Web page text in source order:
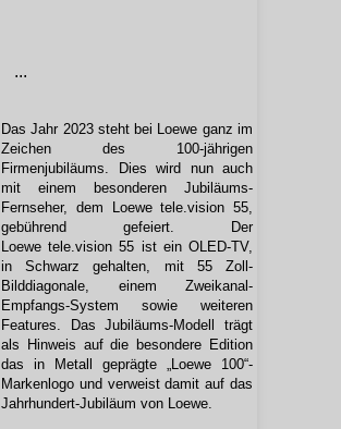
...
Das Jahr 2023 steht bei Loewe ganz im
Zeichen des 100-jährigen
Firmenjubiläums. Dies wird nun auch
mit einem besonderen Jubiläums-
Fernseher, dem Loewe tele.vision 55,
gebührend gefeiert. Der
Loewe tele.vision 55 ist ein OLED-TV,
in Schwarz gehalten, mit 55 Zoll-
Bilddiagonale, einem Zweikanal-
Empfangs-System sowie weiteren
Features. Das Jubiläums-Modell trägt
als Hinweis auf die besondere Edition
das in Metall geprägte „Loewe 100“-
Markenlogo und verweist damit auf das
Jahrhundert-Jubiläum von Loewe.